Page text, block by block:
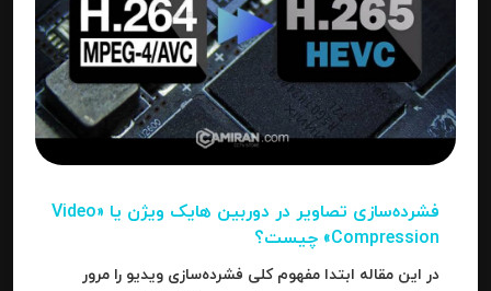
فشرده‌سازی تصاویر در دوربین‌ هایک ویژن یا «Video
Compression» چیست؟
در این مقاله ابتدا مفهوم کلی فشرده‌سازی ویدیو را مرور